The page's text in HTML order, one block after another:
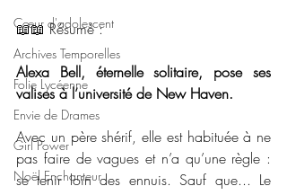
Cœur d'adolescent
Archives Temporelles
Folie Lycéenne
Envie de Drames
Girl Power
Noël Enchanteur
📖📖 Résumé :
Alexa Bell, éternelle solitaire, pose ses
valises à l’université de New Haven.
Avec un père shérif, elle est habituée à ne
pas faire de vagues et n’a qu’une règle :
se tenir loin des ennuis. Sauf que... Le